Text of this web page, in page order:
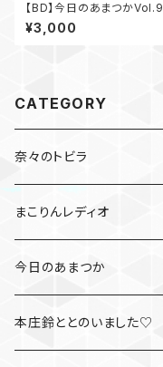
【BD】今日のあまつかVol.9
¥3,000
CATEGORY
奈々のトビラ
まこりんレディオ
今日のあまつか
本庄鈴ととのいました♡